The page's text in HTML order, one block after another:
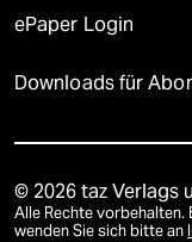
ePaper Login
Downloads für
© 2026 taz Verlags
Alle Rechte vorbehalten.
wenden Sie sich bitte an